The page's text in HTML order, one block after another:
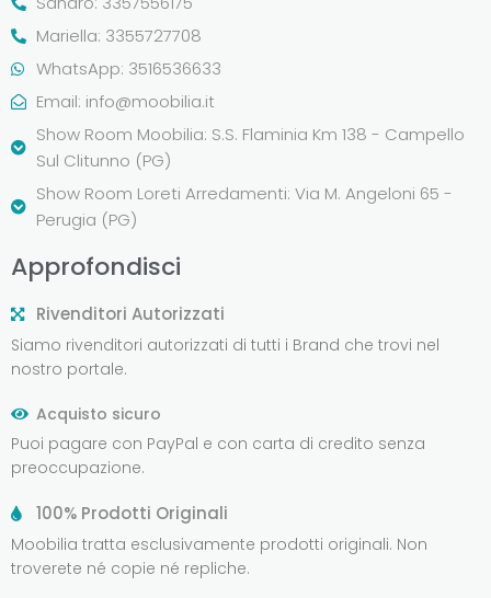
Mariella: 3355727708
WhatsApp: 3516536633
Email: info@moobilia.it
Show Room Moobilia: S.S. Flaminia Km 138 - Campello
Sul Clitunno (PG)
Show Room Loreti Arredamenti: Via M. Angeloni 65 -
Perugia (PG)
Approfondisci
Rivenditori Autorizzati
Siamo rivenditori autorizzati di tutti i Brand che trovi nel
nostro portale.
Acquisto sicuro
Puoi pagare con PayPal e con carta di credito senza
preoccupazione.
100% Prodotti Originali
Moobilia tratta esclusivamente prodotti originali. Non
troverete né copie né repliche.